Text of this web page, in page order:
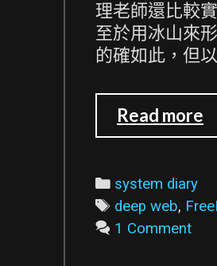
理老師還比較
至於用冰山來
的確如此，但
Read more
Categories
system diary
Tags
deep web,
1 Comment